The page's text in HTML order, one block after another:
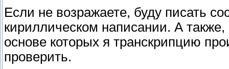
Если не возражаете, буду писать
кириллическом написании. А
основе которых я транскрипцию
проверить.